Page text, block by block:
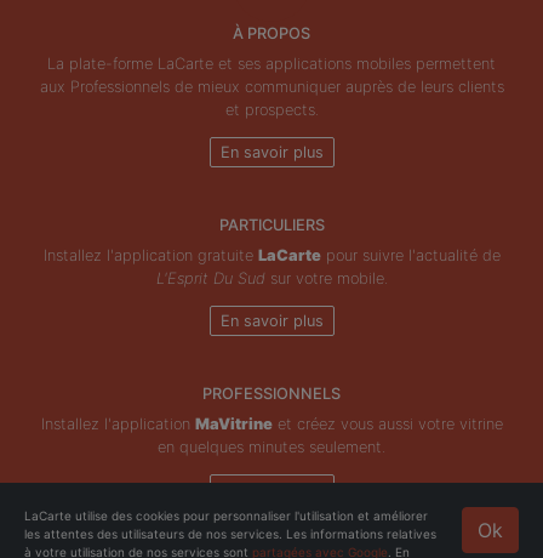
À PROPOS
La plate-forme LaCarte et ses applications mobiles permettent
aux Professionnels de mieux communiquer auprès de leurs clients
et prospects.
En savoir plus
PARTICULIERS
Installez l'application gratuite LaCartepour suivre l'actualité de
L'Esprit Du Sud sur votre mobile.
En savoir plus
PROFESSIONNELS
Installez l'application MaVitrineet créez vous aussi votre vitrine
en quelques minutes seulement.
En savoir plus
Copyright © ZeMAP 2026 - Tous droits réservés. Ok
LaCarte utilise des cookies pour personnaliser l'utilisation et améliorer
les attentes des utilisateurs de nos services. Les informations relatives
à votre utilisation de nos services sont partagées avec Google . En